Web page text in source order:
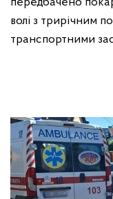
волі з трирічним
транспортними